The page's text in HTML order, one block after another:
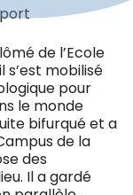
de l’Ecole
s’est mobilisé
pour
le monde
bifurqué et a
de la
des
Il a gardé